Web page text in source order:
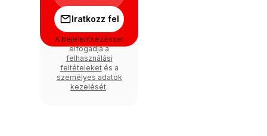
Iratkozz fel
A bejelentkezéssel
elfogadja a
felhasználási
feltételeketés a
személyes adatok
kezelését.